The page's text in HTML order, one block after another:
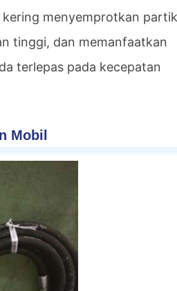
menyemprotkan
tinggi, dan memanfaatkan
terlepas pada kecepatan
Mobil